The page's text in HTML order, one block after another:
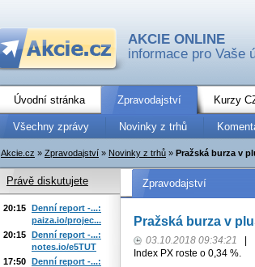
AKCIE ONLINE
informace pro Vaše
Úvodní stránka Zpravodajství Kurzy
Všechny zprávy Novinky z trhů
Akcie.cz » Zpravodajství » Novinky z trhů » Pražská burza v
Zpravodajství
Pražská burza v
03.10.2018 09:34:21
Index PX roste o 0,34 %.
Právě diskutujete
20:15 Denní report -...:
paiza.io/projec...
20:15 Denní report -...:
notes.io/e5TUT
17:50 Denní report -...: